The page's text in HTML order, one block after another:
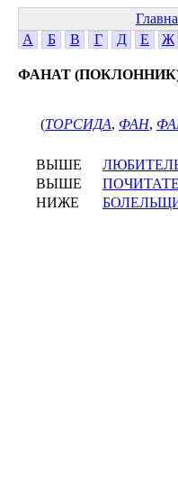
А
Б В Г Д Е Ж
ФАНАТ
(ТОРСИДА, ФАН,
ВЫШЕ
ВЫШЕ
НИЖЕ